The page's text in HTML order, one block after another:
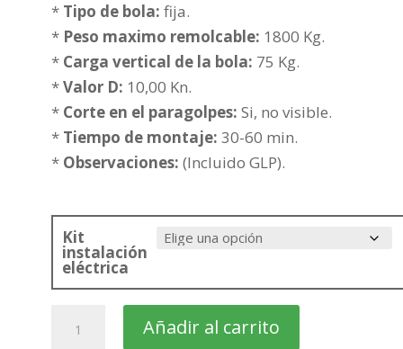
desde
153,37€
228,87€
* Tipo de bola: fija.
* Peso maximo remolcable: 1800 Kg.
* Carga vertical de la bola: 75 Kg.
*Valor D: 10,00 Kn.
* Corte en el paragolpes: Si, no visible.
* Tiempo de montaje: 30-60 min.
* Observaciones: (Incluido GLP).
Kit
instalación
eléctrica
Añadir al carrito